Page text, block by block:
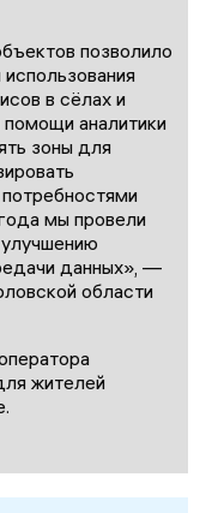
позволило
в сёлах и
аналитики
зоны для
мы провели
данных», —
области
жителей